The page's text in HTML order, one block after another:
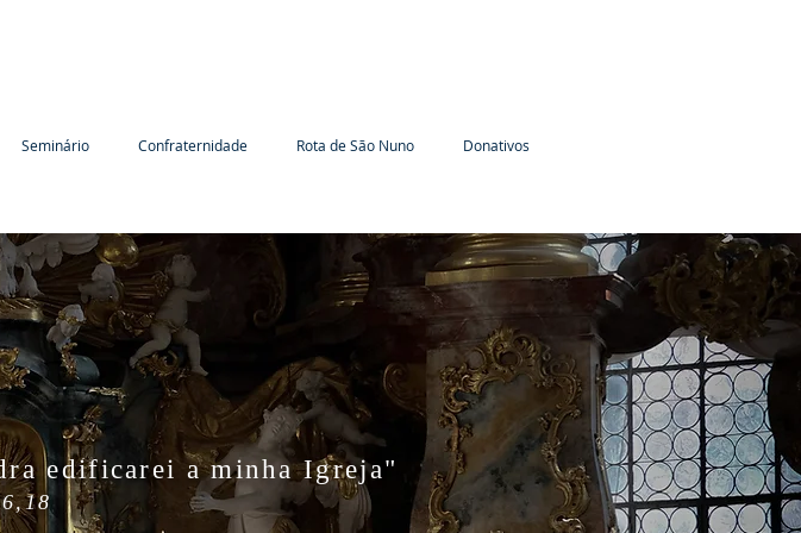
Seminário Confraternidade Rota de São Nuno Donativos
edificarei a minha Igreja"